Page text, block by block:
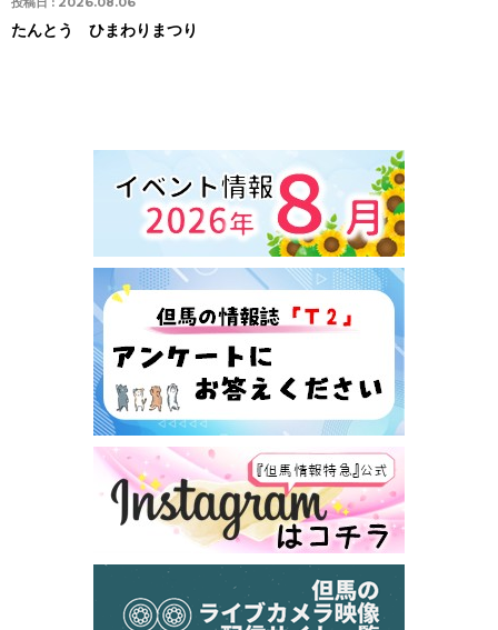
たんとう ひまわりまつり